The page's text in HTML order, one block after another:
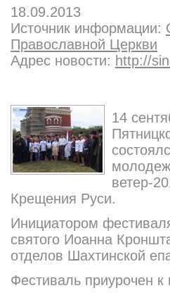
18.09.2013
Источник информации:
Православной Церкви
Адрес новости: http://
14
ветер-
Крещения Руси.
Инициатором
святого Иоанна
отделов Шахтинской
Фестиваль приурочен